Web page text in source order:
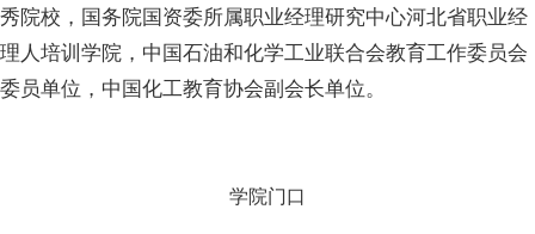
秀院校，国务院国资委所属职业经理研究中心河北省职业经
理人培训学院，中国石油和化学工业联合会教育工作委员会
委员单位，中国化工教育协会副会长单位。
学院门口